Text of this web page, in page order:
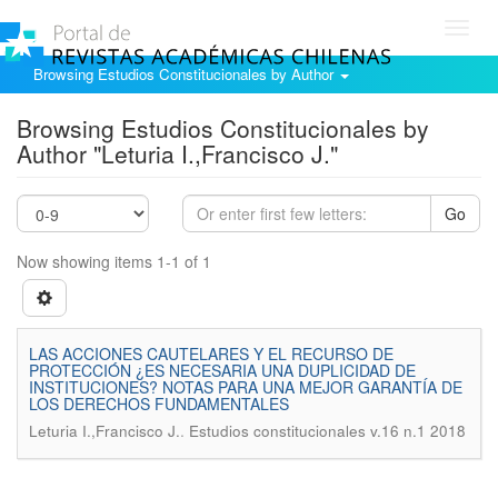
Browsing Estudios Constitucionales by Author
Browsing Estudios Constitucionales by
Author "Leturia I.,Francisco J."
Go
Now showing items 1-1 of 1
LAS ACCIONES CAUTELARES Y EL RECURSO DE
PROTECCIÓN ¿ES NECESARIA UNA DUPLICIDAD DE
INSTITUCIONES? NOTAS PARA UNA MEJOR GARANTÍA DE
LOS DERECHOS FUNDAMENTALES
Leturia I.,Francisco J.. Estudios constitucionales v.16 n.1 2018